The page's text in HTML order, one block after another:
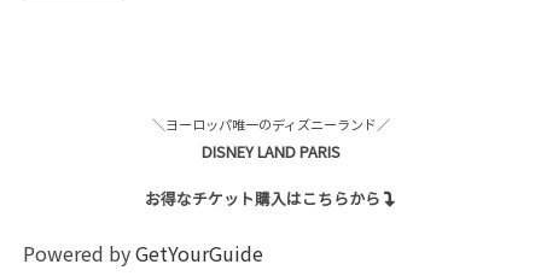
＼ヨーロッパ唯一のディズニーランド／
DISNEY LAND PARIS
お得なチケット購入はこちらから
Powered byGetYourGuide